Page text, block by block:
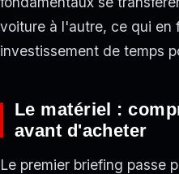
voiture à l'autre, ce qui en
investissement de temps
Le matériel :
avant d'acheter
Le premier briefing passe